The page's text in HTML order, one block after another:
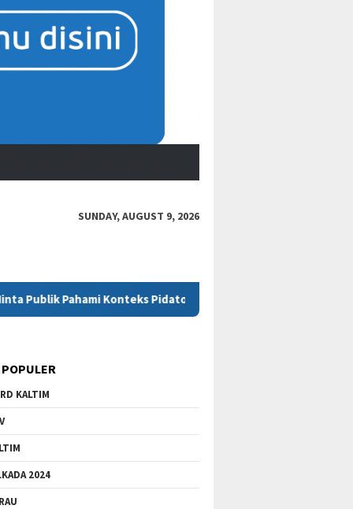
SUNDAY, AUGUST 9, 2026
Pidato Secara Utuh “Bacot Nih Pasien” Berujung
KALTIM
2024